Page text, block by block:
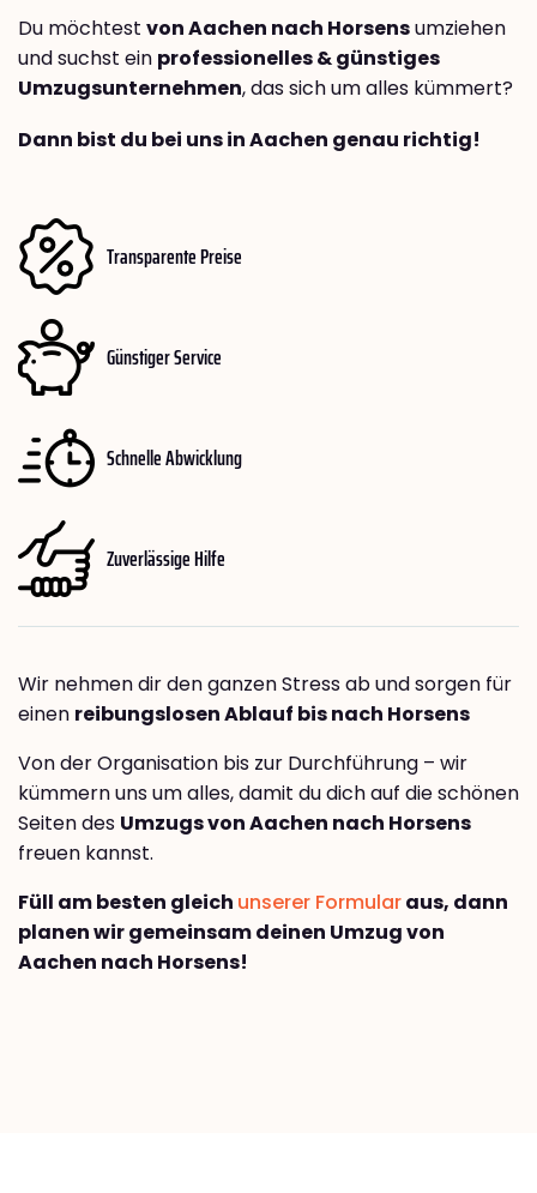
Du möchtest von Aachen nach Horsensumziehen
und suchst ein professionelles & günstiges
Umzugsunternehmen, das sich um alles kümmert?
Dann bist du bei uns in Aachen genau richtig!
Transparente Preise
Günstiger Service
Schnelle Abwicklung
Zuverlässige Hilfe
Wir nehmen dir den ganzen Stress ab und sorgen für
einen reibungslosen Ablauf bis nach Horsens
Von der Organisation bis zur Durchführung – wir
kümmern uns um alles, damit du dich auf die schönen
Seiten des Umzugs von Aachen nach Horsens
freuen kannst.
Füll am besten gleich unserer Formularaus, dann
planen wir gemeinsam deinen Umzug von
Aachen nach Horsens!